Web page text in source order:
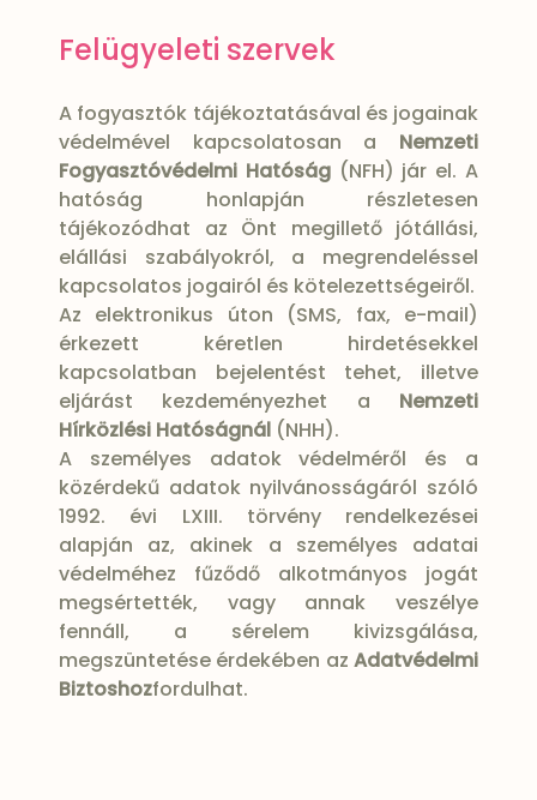
Felügyeleti szervek
A fogyasztók tájékoztatásával és jogainak
védelmével kapcsolatosan a Nemzeti
Fogyasztóvédelmi Hatóság(NFH) jár el. A
hatóság honlapján részletesen
tájékozódhat az Önt megillető jótállási,
elállási szabályokról, a megrendeléssel
kapcsolatos jogairól és kötelezettségeiről.
Az elektronikus úton (SMS, fax, e-mail)
érkezett kéretlen hirdetésekkel
kapcsolatban bejelentést tehet, illetve
eljárást kezdeményezhet a Nemzeti
Hírközlési Hatóságnál (NHH).
A személyes adatok védelméről és a
közérdekű adatok nyilvánosságáról szóló
1992. évi LXIII. törvény rendelkezései
alapján az, akinek a személyes adatai
védelméhez fűződő alkotmányos jogát
megsértették, vagy annak veszélye
fennáll, a sérelem kivizsgálása,
megszüntetése érdekében az Adatvédelmi
Biztoshozfordulhat.